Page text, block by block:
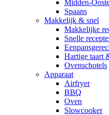
Midden-
Spaans
Makkelijk & snel
Makkelijke
Snelle
Hartige taart
Ovenschotels
Apparaat
Airfryer
BBQ
Oven
Slowcooker